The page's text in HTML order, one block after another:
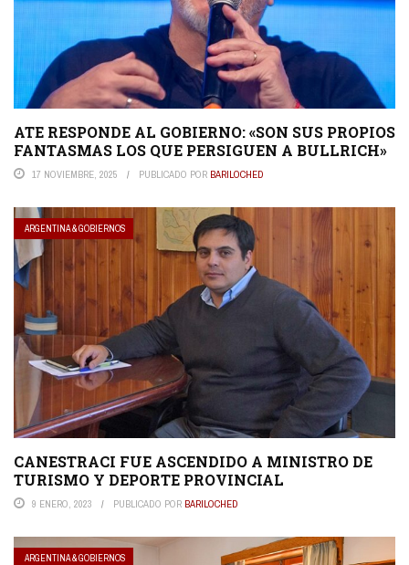
ATE RESPONDE AL GOBIERNO: «SON SUS PROPIOS
FANTASMAS LOS QUE PERSIGUEN A BULLRICH»
17 NOVIEMBRE, 2025 PUBLICADO POR BARILOCHED
ARGENTINA & GOBIERNOS
CANESTRACI FUE ASCENDIDO A MINISTRO DE
TURISMO Y DEPORTE PROVINCIAL
9 ENERO, 2023 PUBLICADO POR BARILOCHED
ARGENTINA & GOBIERNOS